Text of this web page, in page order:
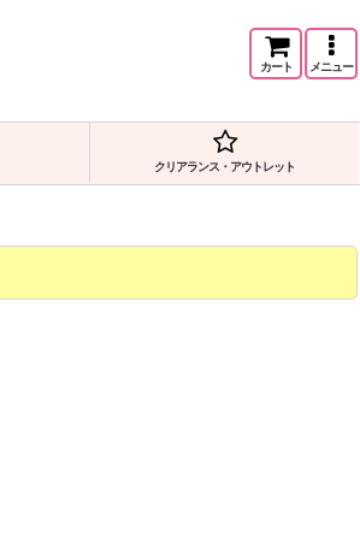
カート メニュー
クリアランス・アウトレット